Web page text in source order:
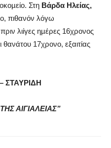
Στη Βάρδα Ηλείας,
πιθανόν λόγω
πριν λιίγες ηµέρες 16χρονος
17χρονο, εξαιτίας
ΣΤΑΥΡΙΔΗ
ΑΙΓΙΑΛΕΙΑΣ”